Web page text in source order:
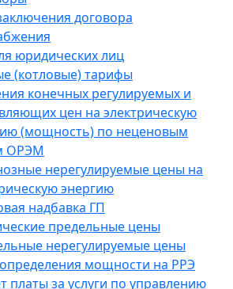
договора
юридических лиц
(котловые) тарифы
конечных регулируемых и
цен на электрическую
(мощность) по неценовым
ОРЭМ
нерегулируемые цены на
энергию
надбавка ГП
предельные цены
нерегулируемые цены
мощности на РРЭ
платы за услуги по управлению